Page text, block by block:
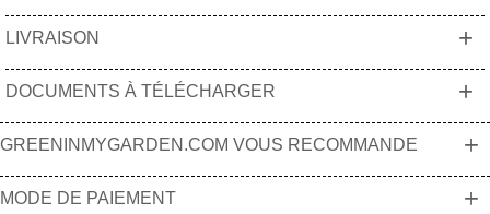
LIVRAISON +
DOCUMENTS À TÉLÉCHARGER +
GREENINMYGARDEN.COM VOUS RECOMMANDE +
MODE DE PAIEMENT +